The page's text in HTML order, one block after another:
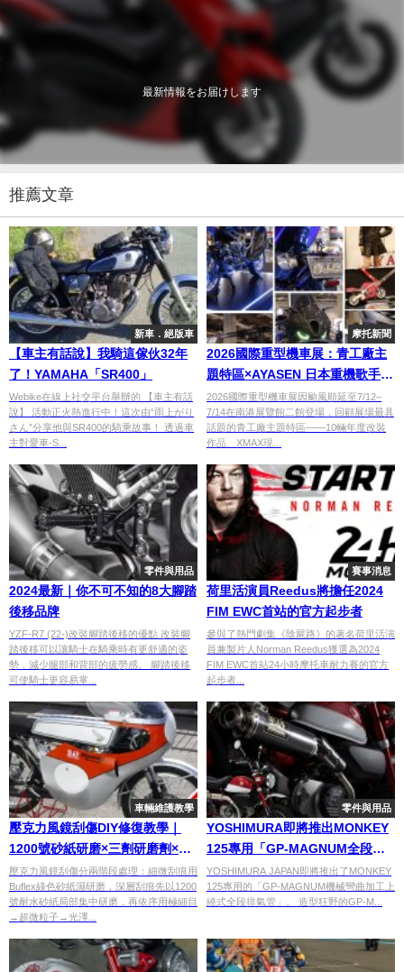
最新情報をお届けします
推薦文章
新車．絕版車
【車主有話說】我騎這傢伙32年
了！YAMAHA「SR400」
Webike在線上社交平台舉辦的 【車主有話
說】 活動正火熱進行中！這次由“雨上がり
さん”分享他與SR400的騎乘故事！ 透過車
主對愛車-S...
摩托新聞
2026國際重型機車展：青工廠主
題特區×AYASEN 日本重機歌手回
顧
2026國際重型機車展因颱風順延至7/12–
7/14在南港展覽館二館登場，回顧展場最具
話題的青工廠主題特區——10輛年度改裝
作品、XMAX現...
零件與用品
2024最新｜你不可不知的8大腳踏
後移品牌
YZF-R7 (22-)改裝腳踏後移的優點 改裝腳
踏後移可以讓騎士在騎乘時有更舒適的姿
勢，減少腿部和背部的疲勞感。 腳踏後移
可使騎士更容易掌...
賽事消息
荷里活演員Reedus將擔任2024
FIM EWC首站的官方起步者
參與了熱門劇集《陰屍路》的著名荷里活演
員兼製片人Norman Reedus獲選為2024
FIM EWC首站24小時摩托車耐力賽的官方
起步者...
車輛維護教學
壓克力風鏡刮傷DIY修復教學｜
1200號砂紙研磨×三劑研磨劑×拋
光機還原鏡面光澤
壓克力風鏡刮傷分兩階段處理：細微刮痕用
Buflex綠色砂紙濕研磨，深層刮痕先以1200
號耐水砂紙局部集中研磨，再依序用極細目
→超微粒子→光澤...
零件與用品
YOSHIMURA即將推出MONKEY
125專用「GP-MAGNUM全段排
氣管」
YOSHIMURA JAPAN即將推出了MONKEY
125專用的「GP-MAGNUM機械彎曲加工上
繞式全段排氣管」。 造型狂野的GP-M...